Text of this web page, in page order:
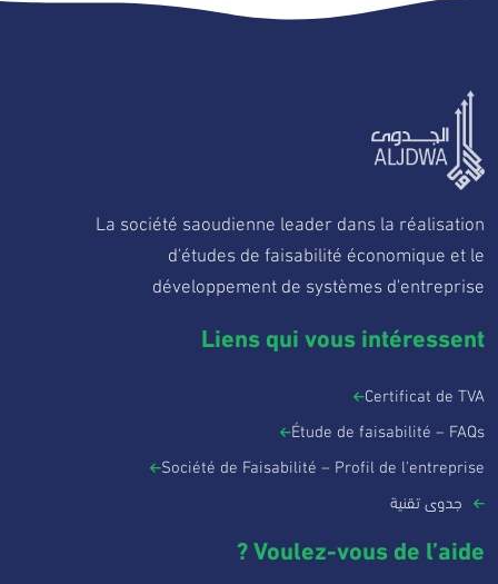
La société saoudienne leader dans la réalisation
d'études de faisabilité économique et le
développement de systèmes d'entreprise
Liens qui vous intéressent
Certificat de TVA
Étude de faisabilité – FAQs
Société de Faisabilité – Profil de l'entreprise
جدوى تقنية
Voulez-vous de l’aide ?